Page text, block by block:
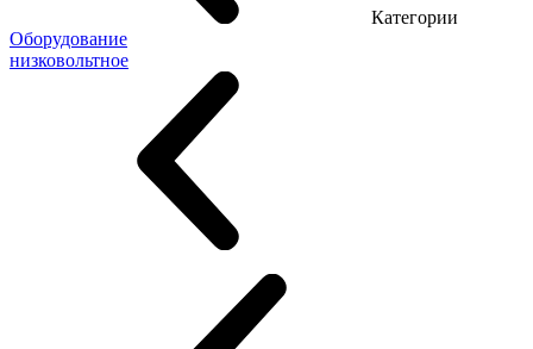
Категории
Оборудование
низковольтное